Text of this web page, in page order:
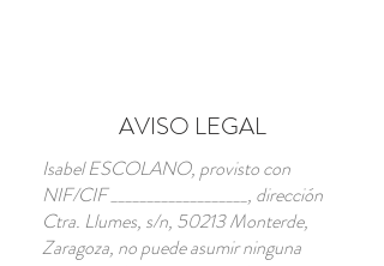
AVISO LEGAL
Isabel ESCOLANO, provisto con
NIF/CIF ___________________, dirección
Ctra. Llumes, s/n, 50213 Monterde,
Zaragoza, no puede asumir ninguna